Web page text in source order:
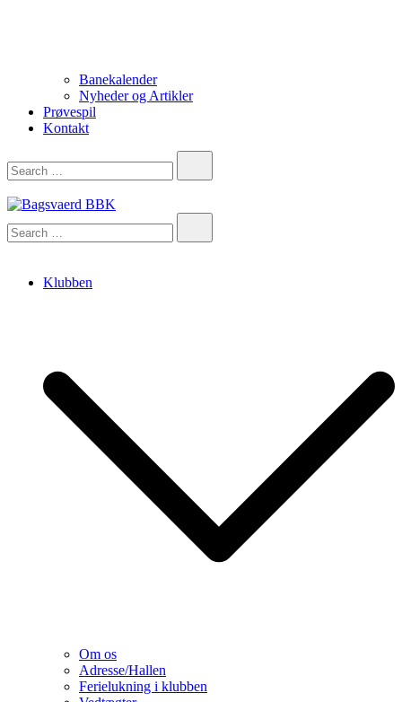
Banekalender
Nyheder og Artikler
Prøvespil
Kontakt
Bagsvaerd BBK
Klubben
Om os
Adresse/Hallen
Ferielukning i klubben